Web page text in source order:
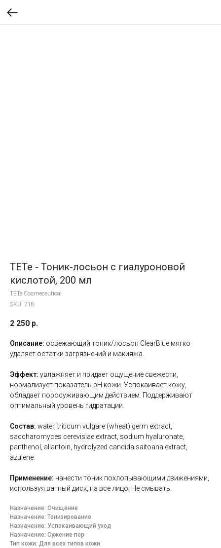
TETe - Тоник-лосьон с гиалуроновой
кислотой, 200 мл
TETe Cosmeceutical
SKU: 718
2 250 р.
Описание: освежающий тоник/лосьон ClearBlue мягко
удаляет остатки загрязнений и макияжа.
Эффект: увлажняет и придает ощущение свежести,
нормализует показатель pH кожи. Успокаивает кожу,
обладает поросуживающим действием. Поддерживают
оптимальный уровень гидратации.
Состав: water, triticum vulgare (wheat) germ extract,
saccharomyces cerevisiae extract, sodium hyaluronate,
panthenol, allantoin, hydrolyzed candida saitoana extract,
azulene.
Применение: нанести тоник похлопывающими движениями,
используя ватный диск, на все лицо. Не смывать.
Назначение: Очищение
Назначение: Тонизирование
Назначение: Успокаивающий уход
Назначение: Сужение пор
Тип кожи: Для всех типов кожи